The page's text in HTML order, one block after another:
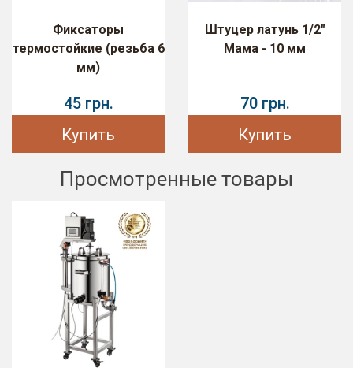
Фиксаторы
термостойкие (резьба 6
мм)
45 грн.
Купить
Штуцер латунь 1/2"
Мама - 10 мм
70 грн.
Купить
Просмотренные товары